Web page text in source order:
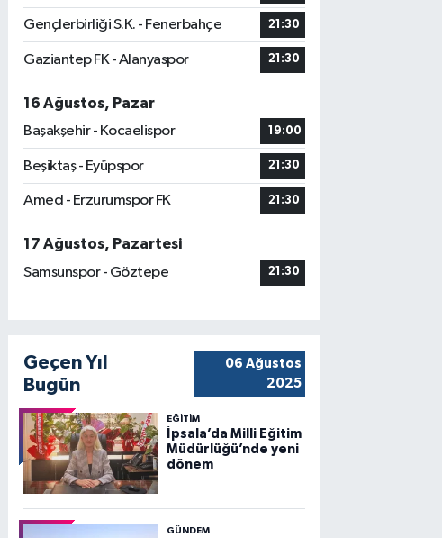
Gençlerbirliği S.K. - Fenerbahçe 21:30
Gaziantep FK - Alanyaspor 21:30
16 Ağustos, Pazar
Başakşehir - Kocaelispor
19:00
Beşiktaş - Eyüpspor 21:30
Amed - Erzurumspor FK 21:30
17 Ağustos, Pazartesi
Samsunspor - Göztepe
21:30
Geçen Yıl
Bugün
06 Ağustos
2025
EĞİTİM
İpsala’da Milli Eğitim
Müdürlüğü’nde yeni
dönem
GÜNDEM